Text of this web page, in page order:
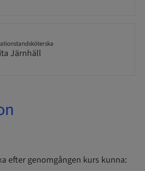
Järnhäll
efter genomgången kurs kunna: